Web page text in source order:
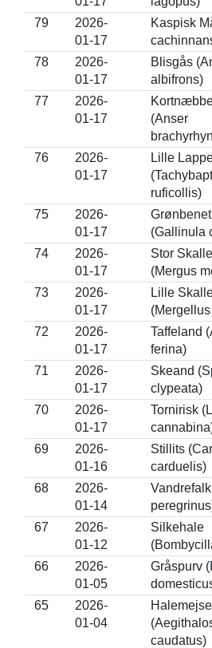
79
2026-
01-17
Kaspisk
78
2026-
01-17
Blisgås
albifrons)
77
2026-
01-17
(Anser
76
2026-
01-17
Lille
ruficollis)
75
2026-
01-17
(Gallinula
74
2026-
01-17
Stor
(Mergus
73
2026-
01-17
Lille
72
2026-
01-17
Taffeland
ferina)
71
2026-
01-17
Skeand
clypeata)
70
2026-
01-17
Tornirisk
69
2026-
01-16
Stillits
carduelis)
68
2026-
01-14
67
2026-
01-12
Silkehale
66
2026-
01-05
Gråspurv
65
2026-
01-04
Halemejse
caudatus)